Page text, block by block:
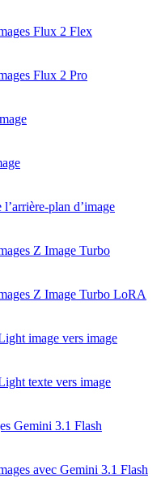
Flux 2 Flex
Flux 2 Pro
l’arrière-plan d’image
Z Image Turbo
Z Image Turbo LoRA
image vers image
texte vers image
Gemini 3.1 Flash
avec Gemini 3.1 Flash